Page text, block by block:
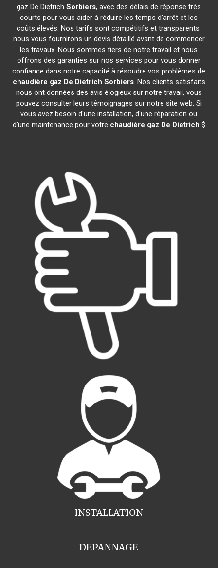
gaz De DietrichSorbiers, avec des délais de réponse très
courts pour vous aider à réduire les temps d'arrêt et les
coûts élevés. Nos tarifs sont compétitifs et transparents,
nous vous fournirons un devis détaillé avant de commencer
les travaux. Nous sommes fiers de notre travail et nous
offrons des garanties sur nos services pour vous donner
confiance dans notre capacité à résoudre vos problèmes de
chaudière gaz De Dietrich Sorbiers. Nos clients satisfaits
nous ont données des avis élogieux sur notre travail, vous
pouvez consulter leurs témoignages sur notre site web. Si
vous avez besoin d'une installation, d'une réparation ou
d'une maintenance pour votre chaudière gaz De Dietrich $
INSTALLATION
DEPANNAGE